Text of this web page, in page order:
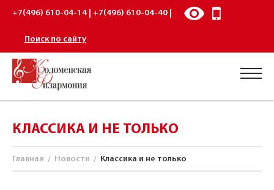
+7(496) 610-04-14 | +7(496) 610-04-40 |
Поиск по сайту
КЛАССИКА И НЕ ТОЛЬКО
Главная / Новости / Классика и не только